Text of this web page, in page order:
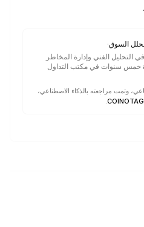
السوق·
الفني وإدارة المخاطر
خمس سنوات في مكتب التداول
وتمت مراجعته بالذكاء الاصطناعي،
.